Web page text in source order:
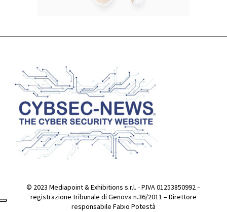
© 2023 Mediapoint & Exhibitions s.r.l. - P.IVA 01253850992 –
registrazione tribunale di Genova n.36/2011 – Direttore
responsabile Fabio Potestà